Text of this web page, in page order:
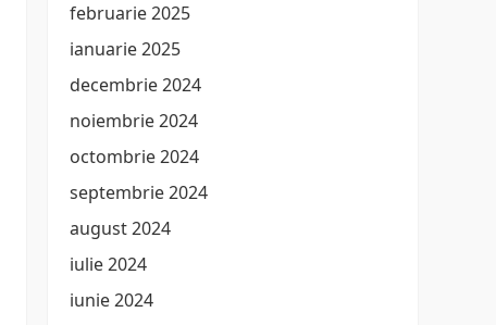
februarie 2025
ianuarie 2025
decembrie 2024
noiembrie 2024
octombrie 2024
septembrie 2024
august 2024
iulie 2024
iunie 2024